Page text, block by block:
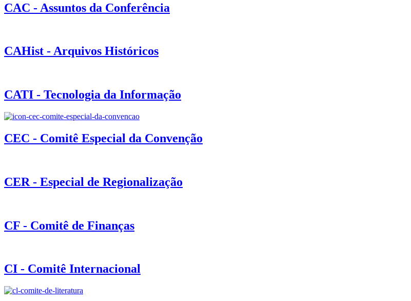
CAC - Assuntos da Conferência
CAHist - Arquivos Históricos
CATI - Tecnologia da Informação
CEC - Comitê Especial da Convenção
CER - Especial de Regionalização
CF - Comitê de Finanças
CI - Comitê Internacional